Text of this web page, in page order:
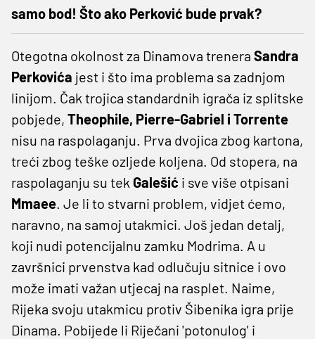
samo bod! Što ako Perković bude prvak?
Otegotna okolnost za Dinamova trenera Sandra
Perkovića jest i što ima problema sa zadnjom
linijom. Čak trojica standardnih igrača iz splitske
pobjede, Theophile, Pierre-Gabriel i Torrente
nisu na raspolaganju. Prva dvojica zbog kartona,
treći zbog teške ozljede koljena. Od stopera, na
raspolaganju su tek Galešić i sve više otpisani
Mmaee. Je li to stvarni problem, vidjet ćemo,
naravno, na samoj utakmici. Još jedan detalj,
koji nudi potencijalnu zamku Modrima. A u
završnici prvenstva kad odlučuju sitnice i ovo
može imati važan utjecaj na rasplet. Naime,
Rijeka svoju utakmicu protiv Šibenika igra prije
Dinama. Pobijede li Riječani 'potonulog' i